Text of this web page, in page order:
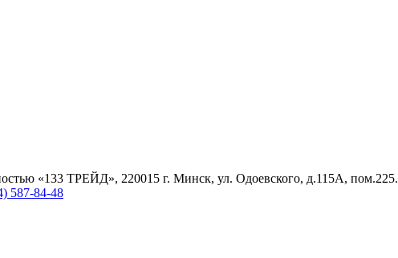
«133 ТРЕЙД», 220015 г. Минск, ул. Одоевского, д.115А, пом.225.
587-84-48